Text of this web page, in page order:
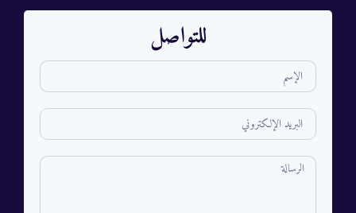
للتواصل